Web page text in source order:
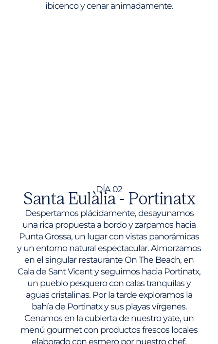
ibicenco y cenar animadamente.
DÍA 02
Santa Eulàlia - Portinatx
Despertamos plácidamente, desayunamos
una rica propuesta a bordo y zarpamos hacia
Punta Grossa, un lugar con vistas panorámicas
y un entorno natural espectacular. Almorzamos
en el singular restaurante On The Beach, en
Cala de Sant Vicent y seguimos hacia Portinatx,
un pueblo pesquero con calas tranquilas y
aguas cristalinas. Por la tarde exploramos la
bahía de Portinatx y sus playas vírgenes.
Cenamos en la cubierta de nuestro yate, un
menú gourmet con productos frescos locales
elaborado con esmero por nuestro chef.